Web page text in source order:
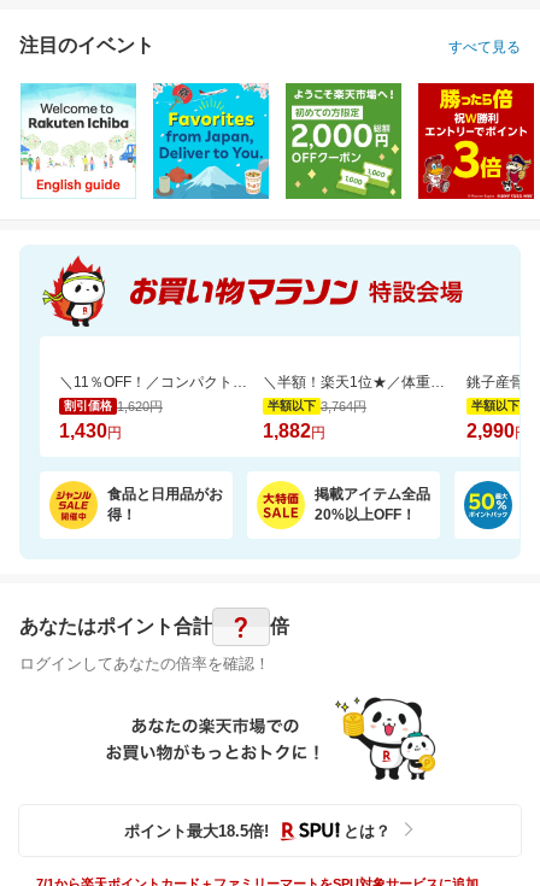
注目のイベント すべて見る
＼11％OFF！／コンパクトな2倍巻き！キッチンペーパー 12ロール
割引価格 1,620円
1,430円
＼半額！楽天1位★／体重・体脂肪・ウエスト周囲径・BMI値が気になるあなたへ！
半額以下 3,764円
1,882円
半額以下
2,990円
食品と日用品がお
得！
掲載アイテム全品
20%以上OFF！
あなたはポイント合計 ? 倍
ログインしてあなたの倍率を確認！
ポイント最大18.5倍! とは？